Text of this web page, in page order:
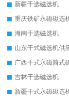
新疆干选磁选机
重庆铁矿永磁磁选
海南干选磁选机
山东干式磁选机供
广西干式永磁筒式
吉林干选磁选机
新疆干式永磁磁选